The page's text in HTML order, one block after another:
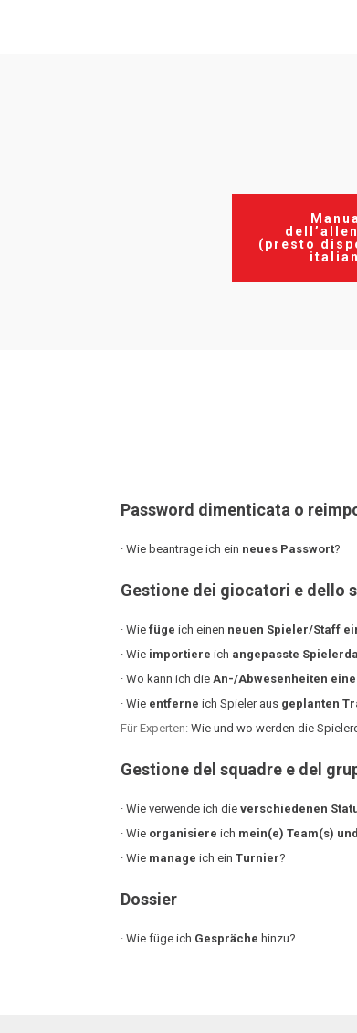
(presto
Password dimenticata o
· Wie beantrage ich ein neues Passwort?
Gestione dei giocatori e dello
· Wie füge ich einen neuen Spieler/Staff
· Wie importiere ich angepasste
· Wo kann ich die An-/Abwesenheiten
· Wie entferne ich Spieler aus geplanten
Für Experten: Wie und wo werden die
Gestione del squadre e del
· Wie verwende ich die verschiedenen
· Wie organisiere ich mein(e) Team(s)
· Wie manage ich ein Turnier?
Dossier
· Wie füge ich Gespräche hinzu?